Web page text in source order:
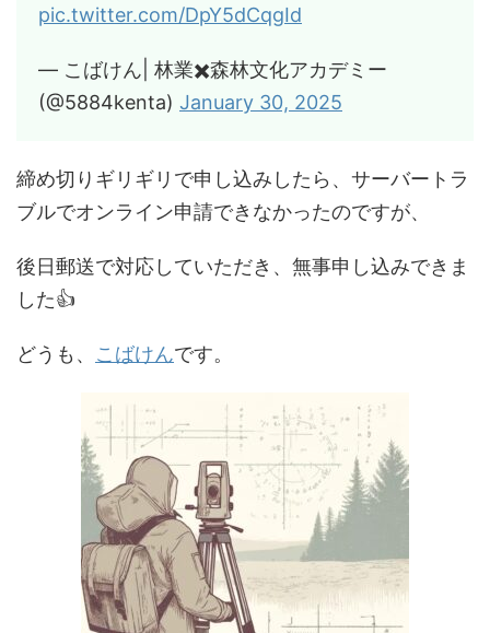
pic.twitter.com/DpY5dCqgId
— こばけん| 林業✖️森林文化アカデミー
(@5884kenta) January 30, 2025
締め切りギリギリで申し込みしたら、サーバートラ
ブルでオンライン申請できなかったのですが、
後日郵送で対応していただき、無事申し込みできま
した👍
どうも、 こばけんです。